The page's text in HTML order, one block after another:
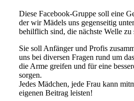
Diese Facebook-Gruppe soll eine
der wir Mädels uns gegenseitig
behilflich sind, die nächste Welle zu
Sie soll Anfänger und Profis
uns bei diversen Fragen rund um
die Arme greifen und für eine
sorgen.
Jedes Mädchen, jede Frau kann
eigenen Beitrag leisten!